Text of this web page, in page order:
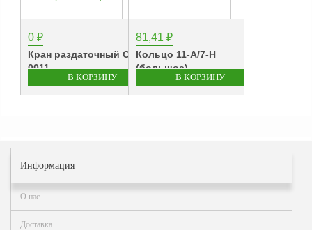
компании
Услуги
Распродажа
Как
сделать
заказ?
0 ₽
Кран раздаточный OPW
0011...
81,41 ₽
Кольцо 11-А/7-Н
(большое)...
Информация
О нас
Доставка